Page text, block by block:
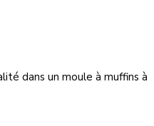
dans un moule à muffins à